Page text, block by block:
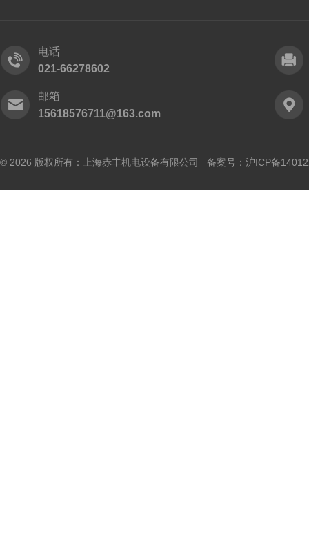
电话
021-66278602
邮箱
15618576711@163.com
© 2026 版权所有：上海赤丰机电设备有限公司 备案号： 沪ICP备